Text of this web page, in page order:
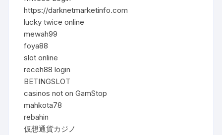
https://darknetmarketinfo.com
lucky twice online
mewah99
foya88
slot online
receh88 login
BETINGSLOT
casinos not on GamStop
mahkota78
rebahin
仮想通貨カジノ